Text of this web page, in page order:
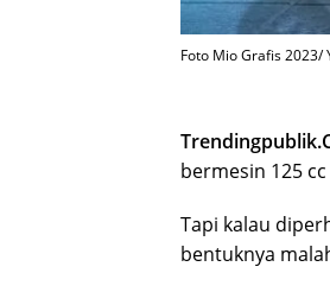
Foto Mio Grafis
bermesin 125
Tapi kalau
bentuknya